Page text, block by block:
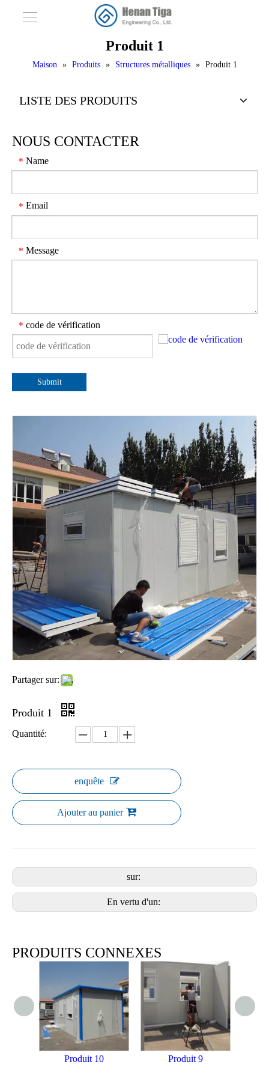
Produit 1
Maison » Produits » Structures métalliques » Produit 1
LISTE DES PRODUITS
NOUS CONTACTER
* Name
* Email
* Message
* code de vérification
Submit
Partager sur:
Produit 1
Quantité:
enquête
Ajouter au panier
sur:
En vertu d'un:
PRODUITS CONNEXES
Produit 10 Produit 9